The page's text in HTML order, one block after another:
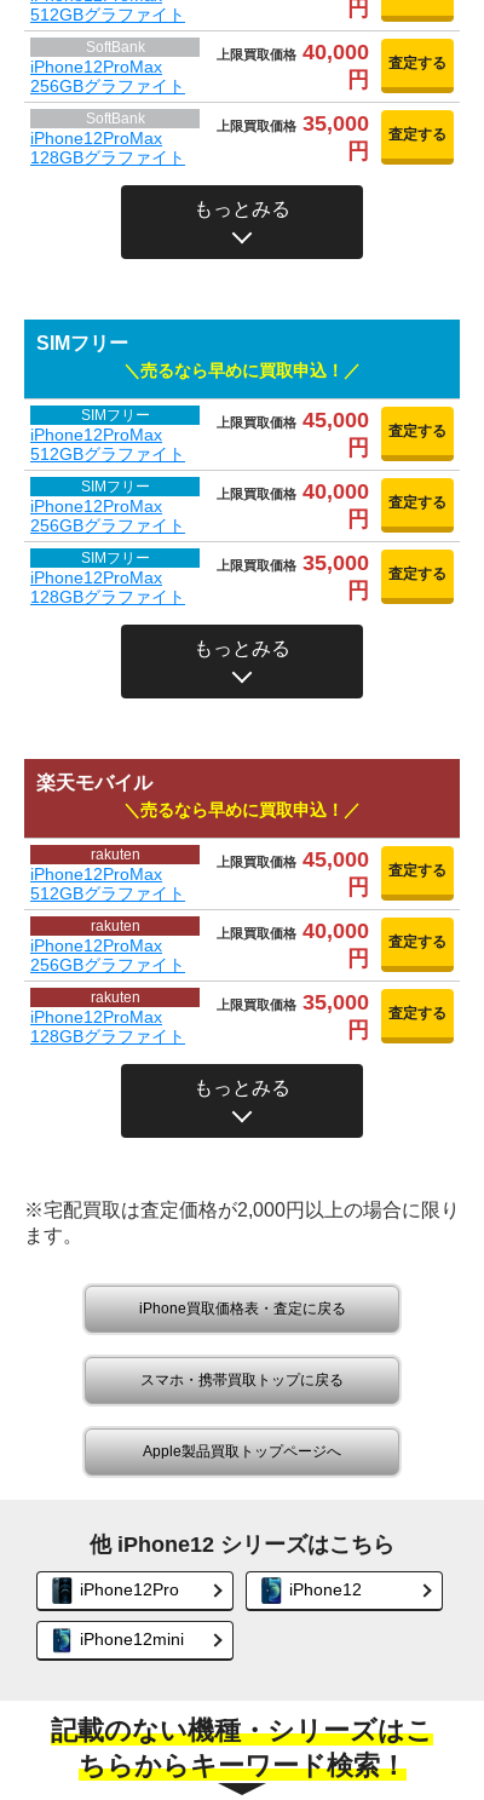
512GBグラファイト
円
SoftBank
iPhone12ProMax
256GBグラファイト
上限買取価格 40,000
円
査定する
SoftBank
iPhone12ProMax
128GBグラファイト
上限買取価格 35,000
円
査定する
もっとみる
SIMフリー
売るなら早めに買取申込！
SIMフリー
iPhone12ProMax
512GBグラファイト
上限買取価格 45,000
円
査定する
SIMフリー
iPhone12ProMax
256GBグラファイト
上限買取価格 40,000
円
査定する
SIMフリー
iPhone12ProMax
128GBグラファイト
上限買取価格 35,000
円
査定する
もっとみる
楽天モバイル
売るなら早めに買取申込！
rakuten
iPhone12ProMax
512GBグラファイト
上限買取価格 45,000
円
査定する
rakuten
iPhone12ProMax
256GBグラファイト
上限買取価格 40,000
円
査定する
rakuten
iPhone12ProMax
128GBグラファイト
上限買取価格 35,000
円
査定する
もっとみる
※宅配買取は査定価格が2,000円以上の場合に限り
ます。
iPhone買取価格表・査定に戻る
スマホ・携帯買取トップに戻る
Apple製品買取トップページへ
他 iPhone12 シリーズはこちら
iPhone12Pro iPhone12
iPhone12mini
記載のない機種・シリーズはこ
ちらからキーワード検索！